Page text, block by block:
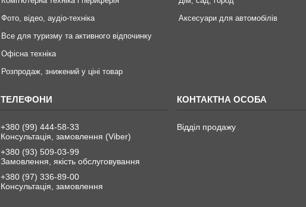
Фото, відео, аудіо-техніка
Все для туризму та активного відпочинку
Офісна техніка
Розпродаж, знижений у ціні товар
Аксесуари для автомобілів
+380 (99) 444-58-33
Консультація, замовлення (Viber)
+380 (93) 509-03-99
Замовлення, якість обслуговування
+380 (97) 336-89-00
Консультація, замовлення
Відділ продажу